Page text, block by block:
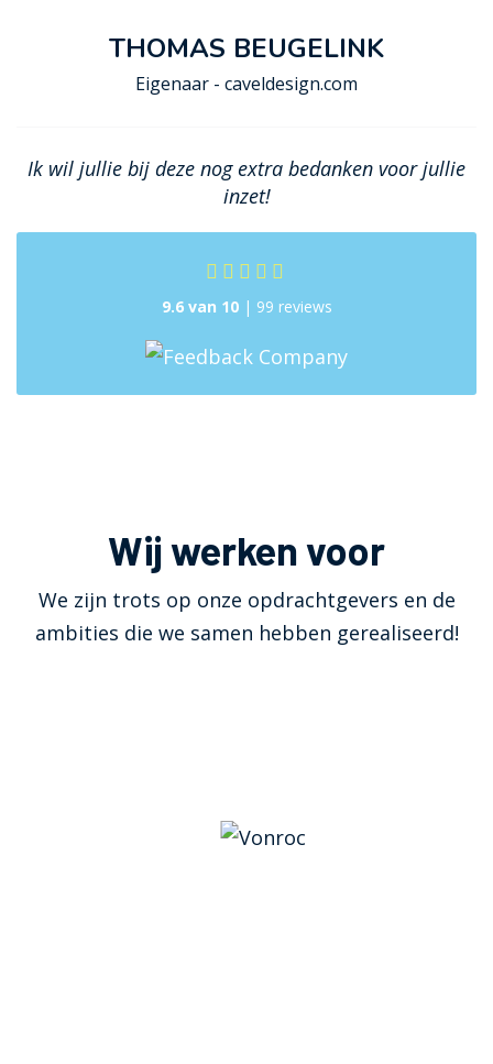
THOMAS BEUGELINK
Eigenaar - caveldesign.com
Ik wil jullie bij deze nog extra bedanken voor jullie
inzet!
9.6 van 10| 99 reviews
Wij werken voor
We zijn trots op onze opdrachtgevers en de
ambities die we samen hebben gerealiseerd!